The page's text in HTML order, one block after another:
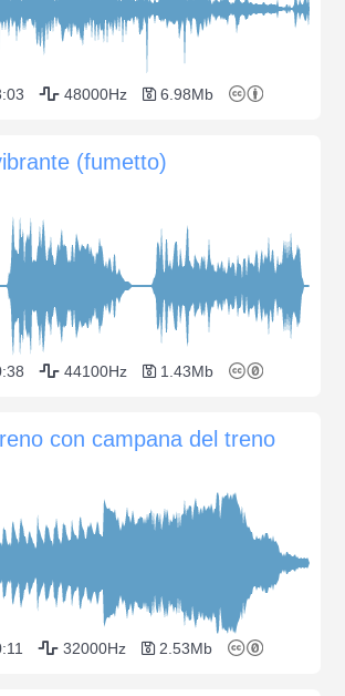
48000Hz 6.98Mb
(fumetto)
44100Hz 1.43Mb
con campana del treno
32000Hz 2.53Mb